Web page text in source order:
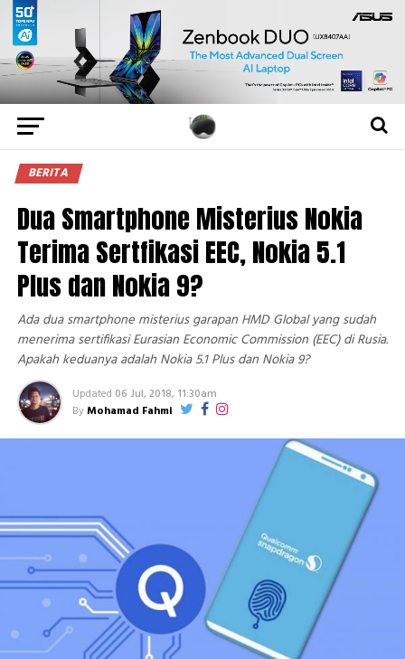
BERITA
Dua Smartphone Misterius Nokia
Terima Sertfikasi EEC, Nokia 5.1
Plus dan Nokia 9?
Ada dua smartphone misterius garapan HMD Global yang sudah
menerima sertifikasi Eurasian Economic Commission (EEC) di Rusia.
Apakah keduanya adalah Nokia 5.1 Plus dan Nokia 9?
Updated 06 Jul, 2018, 11:30am
ByMohamad Fahmi